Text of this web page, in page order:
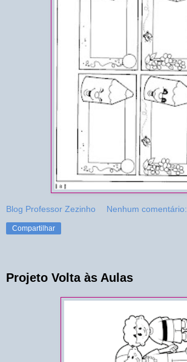
Blog Professor Zezinho Nenhum comentário:
Compartilhar
Projeto Volta às Aulas